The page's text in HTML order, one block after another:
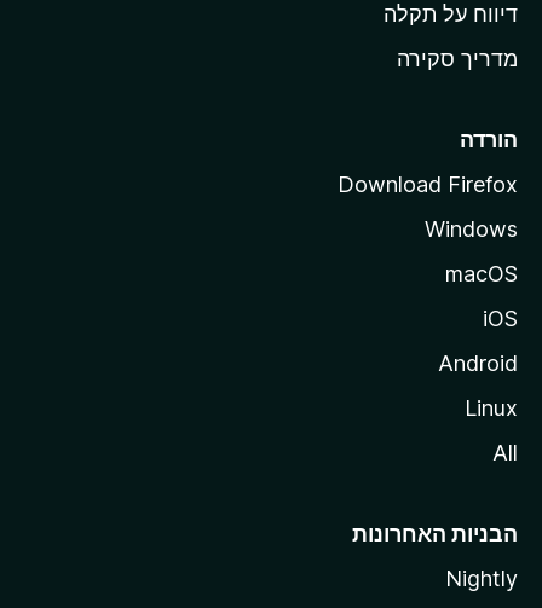
i
l
דיווח על תקלה
מדריך סקירה
הורדה
Download Firefox
Windows
macOS
iOS
Android
Linux
All
הבניות האחרונות
Nightly